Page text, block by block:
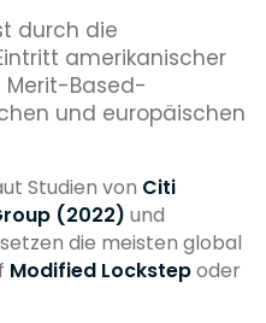
durch die
amerikanischer
Merit-Based-
und europäischen
Studien von Citi
(2022) und
setzen die meisten global
Modified Lockstepoder